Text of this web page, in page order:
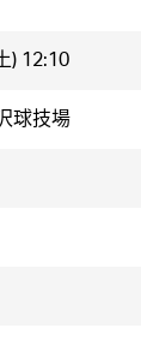
) 12:10
球技場